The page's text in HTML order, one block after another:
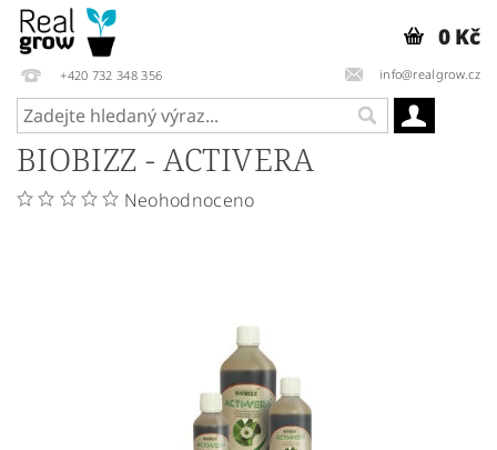
+420 732 348 356 info@realgrow.cz
0 Kč
BIOBIZZ - ACTIVERA
Neohodnoceno